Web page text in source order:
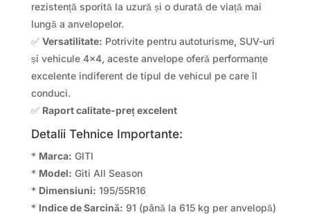
rezistență sporită la uzură și o durată de viață mai
lungă a anvelopelor.
✅ Versatilitate: Potrivite pentru autoturisme, SUV-uri
și vehicule 4×4, aceste anvelope oferă performanțe
excelente indiferent de tipul de vehicul pe care îl
conduci.
✅ Raport calitate-preț excelent
Detalii Tehnice Importante:
* Marca: GITI
* Model: Giti All Season
* Dimensiuni: 195/55R16
* Indice de Sarcină: 91 (până la 615 kg per anvelopă)